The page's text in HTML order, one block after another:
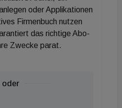
oder Applikationen
Firmenbuch nutzen
das richtige Abo-
Zwecke parat.
oder